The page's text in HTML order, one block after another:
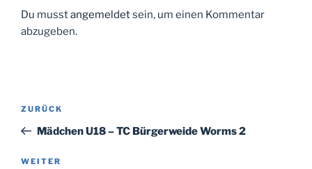
Du musstangemeldetsein, um einen Kommentar
abzugeben.
Beitragsnavigation
Vorheriger
Beitrag
ZURÜCK
Mädchen U18 – TC Bürgerweide Worms 2
Nächster
WEITER